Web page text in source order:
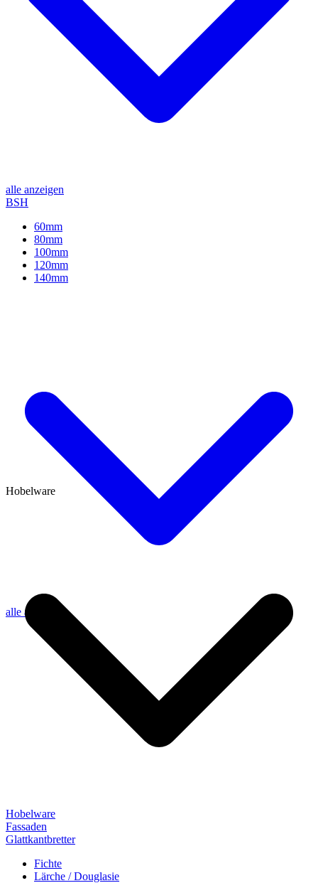
alle anzeigen
BSH
60mm
80mm
100mm
120mm
140mm
alle anzeigen
Hobelware
Hobelware
Fassaden
Glattkantbretter
Fichte
Lärche / Douglasie